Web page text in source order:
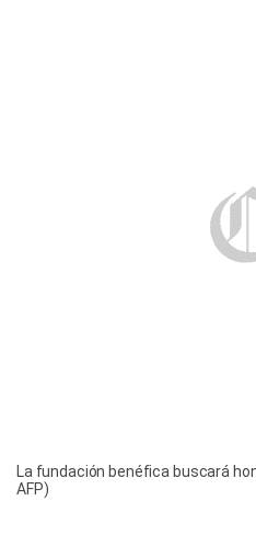
La fundación benéfica buscará
AFP)